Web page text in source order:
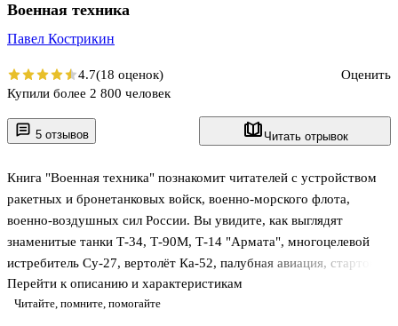
5 отзывов Читать отрывок
Читайте, помните, помогайте
Книга "Военная техника" познакомит читателей с устройством
ракетных и бронетанковых войск, военно-морского флота,
военно-воздушных сил России. Вы увидите, как выглядят
знаменитые танки Т-34, Т-90М, Т-14 "Армата", многоцелевой
истребитель Су-27, вертолёт Ка-52, палубная авиация, стартовая
позиция баллистических ракет шахтного базирования, база
подводных лодок в Балаклаве, авианосец "Адмирал Кузнецов",
Перейти к описанию и характеристикам
Военная техника
Павел Кострикин
4.7(18 оценок)
Оценить
Купили более 2 800 человек